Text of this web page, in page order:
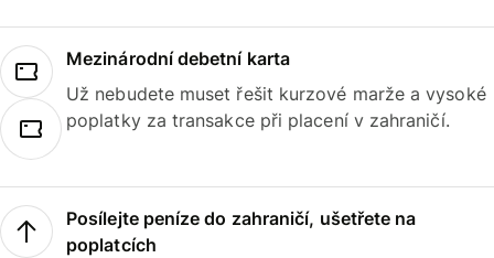
Mezinárodní debetní karta
Už nebudete muset řešit kurzové marže a vysoké
poplatky za transakce při placení v zahraničí.
Posílejte peníze do zahraničí, ušetřete na
poplatcích